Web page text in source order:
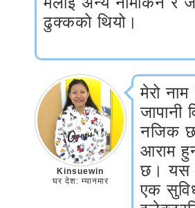
ढुक्कको थियो।
Kinsuewin
घर देश: म्यानमार
मेरो
जापानी
नजिक
आराम
छ। यस
एक